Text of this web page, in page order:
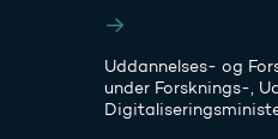
Uddannelses- og
under Forsknings-,